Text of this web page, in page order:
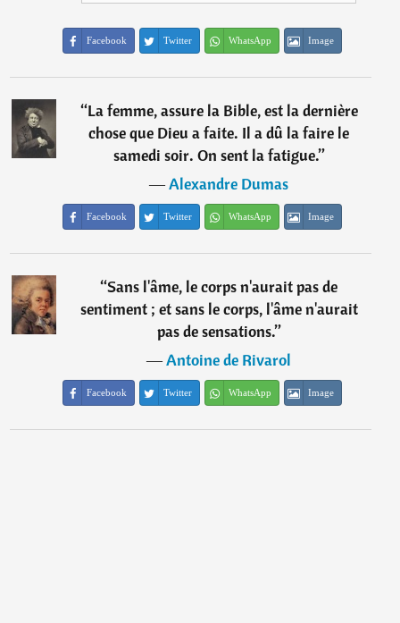
Facebook Twitter WhatsApp Image
“La femme, assure la Bible, est la dernière
chose que Dieu a faite. Il a dû la faire le
samedi soir. On sent la fatigue.”
―Alexandre Dumas
Facebook Twitter WhatsApp Image
“Sans l'âme, le corps n'aurait pas de
sentiment ; et sans le corps, l'âme n'aurait
pas de sensations.”
―Antoine de Rivarol
Facebook Twitter WhatsApp Image